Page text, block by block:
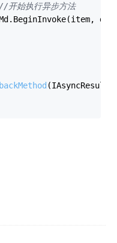
//开始执行异步方法
(IAsyncResult